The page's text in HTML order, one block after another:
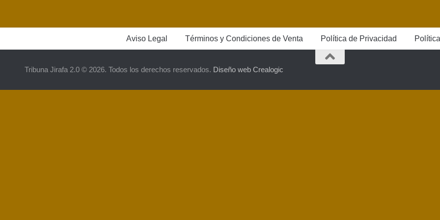
Aviso Legal Términos y Condiciones de Venta Política de Privacidad
Tribuna Jirafa 2.0 © 2026. Todos los derechos reservados. Diseño web Crealogic